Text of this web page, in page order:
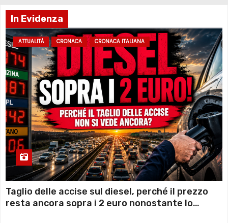
In Evidenza
ATTUALITÀ CRONACA CRONACA ITALIANA
Taglio delle accise sul diesel, perché il prezzo
resta ancora sopra i 2 euro nonostante lo